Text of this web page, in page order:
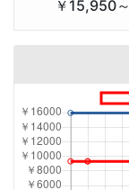
￥15,950～